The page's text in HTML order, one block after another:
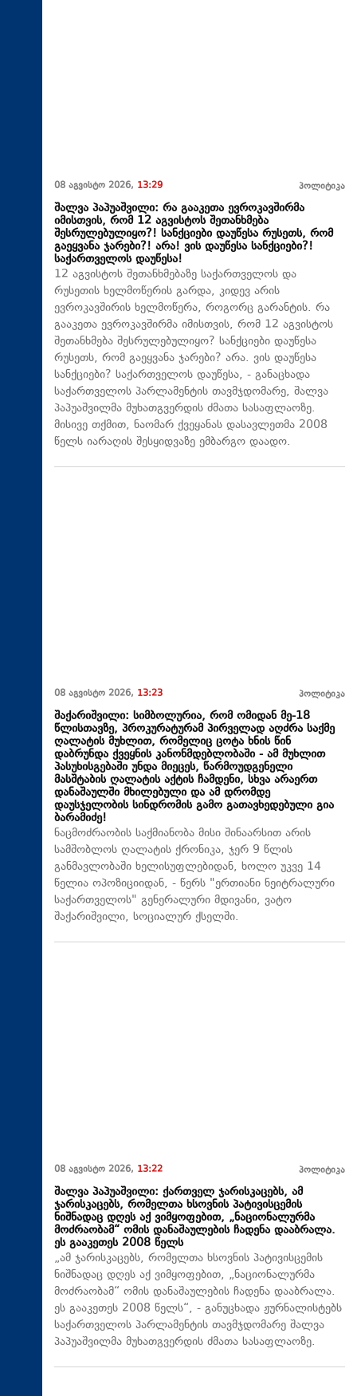
08 აგვისტო 2026, 13:29 პოლიტიკა
შალვა პაპუაშვილი: რა გააკეთა ევროკავშირმა
იმისთვის, რომ 12 აგვისტოს შეთანხმება
შესრულებულიყო?! სანქციები დაუწესა რუსეთს, რომ
გაეყვანა ჯარები?! არა! ვის დაუწესა სანქციები?!
საქართველოს დაუწესა!
12 აგვისტოს შეთანხმებაზე საქართველოს და
რუსეთის ხელმოწერის გარდა, კიდევ არის
ევროკავშირის ხელმოწერა, როგორც გარანტის. რა
გააკეთა ევროკავშირმა იმისთვის, რომ 12 აგვისტოს
შეთანხმება შესრულებულიყო? სანქციები დაუწესა
რუსეთს, რომ გაეყვანა ჯარები? არა. ვის დაუწესა
სანქციები? საქართველოს დაუწესა, - განაცხადა
საქართველოს პარლამენტის თავმჯდომარე, შალვა
პაპუაშვილმა მუხათგვერდის ძმათა სასაფლაოზე.
მისივე თქმით, ნაომარ ქვეყანას დასავლეთმა 2008
წელს იარაღის შესყიდვაზე ემბარგო დაადო.
08 აგვისტო 2026, 13:23 პოლიტიკა
შაქარიშვილი: სიმბოლურია, რომ ომიდან მე-18
წლისთავზე, პროკურატურამ პირველად აღძრა საქმე
ღალატის მუხლით, რომელიც ცოტა ხნის წინ
დაბრუნდა ქვეყნის კანონმდებლობაში - ამ მუხლით
პასუხისგებაში უნდა მიეცეს, წარმოუდგენელი
მასშტაბის ღალატის აქტის ჩამდენი, სხვა არაერთ
დანაშაულში მხილებული და ამ დრომდე
დაუსჯელობის სინდრომის გამო გათავხედებული გია
ბარამიძე!
ნაცმოძრაობის საქმიანობა მისი შინაარსით არის
სამშობლოს ღალატის ქრონიკა, ჯერ 9 წლის
განმავლობაში ხელისუფლებიდან, ხოლო უკვე 14
წელია ოპოზიციიდან, - წერს "ერთიანი ნეიტრალური
საქართველოს" გენერალური მდივანი, ვატო
შაქარიშვილი, სოციალურ ქსელში.
08 აგვისტო 2026, 13:22 პოლიტიკა
შალვა პაპუაშვილი: ქართველ ჯარისკაცებს, ამ
ჯარისკაცებს, რომელთა ხსოვნის პატივისცემის
ნიშნადაც დღეს აქ ვიმყოფებით, „ნაციონალურმა
მოძრაობამ“ ომის დანაშაულების ჩადენა დააბრალა.
ეს გააკეთეს 2008 წელს
„ამ ჯარისკაცებს, რომელთა ხსოვნის პატივისცემის
ნიშნადაც დღეს აქ ვიმყოფებით, „ნაციონალურმა
მოძრაობამ“ ომის დანაშაულების ჩადენა დააბრალა.
ეს გააკეთეს 2008 წელს“, - განუცხადა ჟურნალისტებს
საქართველოს პარლამენტის თავმჯდომარე შალვა
პაპუაშვილმა მუხათგვერდის ძმათა სასაფლაოზე.